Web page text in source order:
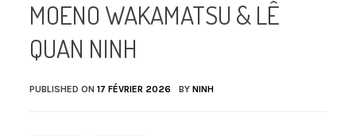
MOENO WAKAMATSU & LÊ
QUAN NINH
PUBLISHED ON17 FÉVRIER 2026 BYNINH